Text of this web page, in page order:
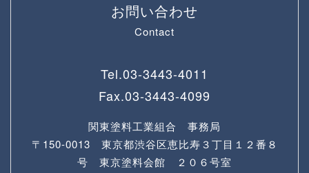
お問い合わせ
Contact
Tel.03-3443-4011
Fax.03-3443-4099
関東塗料工業組合 事務局
〒150-0013 東京都渋谷区恵比寿３丁目１２番８
号 東京塗料会館 ２０６号室